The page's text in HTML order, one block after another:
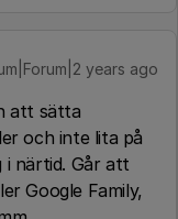
years ago
att sätta
och inte lita på
i närtid. Går att
Google Family,